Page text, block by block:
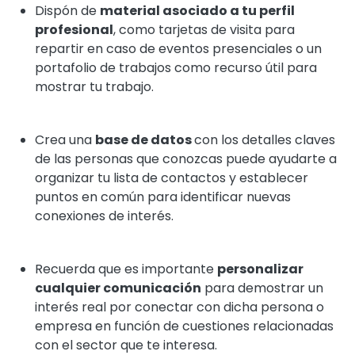
Dispón de material asociado a tu perfil
profesional, como tarjetas de visita para
repartir en caso de eventos presenciales o un
portafolio de trabajos como recurso útil para
mostrar tu trabajo.
Crea una base de datoscon los detalles claves
de las personas que conozcas puede ayudarte a
organizar tu lista de contactos y establecer
puntos en común para identificar nuevas
conexiones de interés.
Recuerda que es importante personalizar
cualquier comunicación para demostrar un
interés real por conectar con dicha persona o
empresa en función de cuestiones relacionadas
con el sector que te interesa.